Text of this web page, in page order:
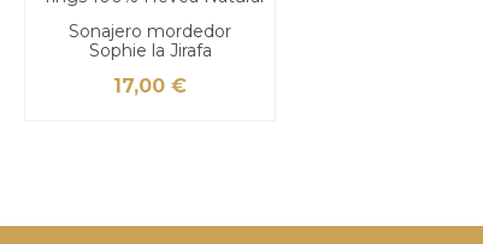
Sonajero mordedor
Sophie la Jirafa
17,00 €